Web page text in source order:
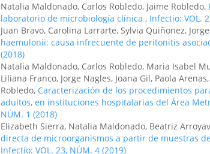
Natalia Maldonado, Carlos Robledo, Jaime Robledo,
laboratorio de microbiología clínica , Infectio: VOL.
Juan Bravo, Carolina Larrarte, Sylvia Quiñonez,
haemulonii: causa infrecuente de peritonitis
(2018)
Natalia Maldonado, Carlos Robledo, Maria Isabel
Liliana Franco, Jorge Nagles, Joana Gil, Paola
Robledo, Caracterización de los procedimientos
adultos, en instituciones hospitalarias del Área
NÚM. 1 (2018)
Elizabeth Sierra, Natalia Maldonado, Beatriz
directa de microorganismos a partir de muestras
Infectio: VOL. 23, NÚM. 4 (2019)